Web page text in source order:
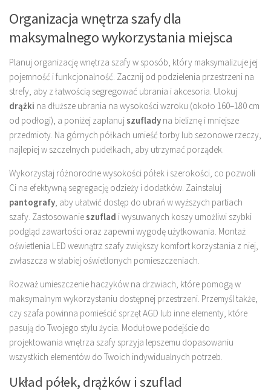
Organizacja wnętrza szafy dla
maksymalnego wykorzystania miejsca
Planuj organizację wnętrza szafy w sposób, który maksymalizuje jej
pojemność i funkcjonalność. Zacznij od podzielenia przestrzeni na
strefy, aby z łatwością segregować ubrania i akcesoria. Ulokuj
drążki na dłuższe ubrania na wysokości wzroku (około 160–180 cm
od podłogi), a poniżej zaplanujszuflady na bieliznę i mniejsze
przedmioty. Na górnych półkach umieść torby lub sezonowe rzeczy,
najlepiej w szczelnych pudełkach, aby utrzymać porządek.
Wykorzystaj różnorodne wysokości półek i szerokości, co pozwoli
Ci na efektywną segregację odzieży i dodatków. Zainstaluj
pantografy , aby ułatwić dostęp do ubrań w wyższych partiach
szafy. Zastosowanieszuflad i wysuwanych koszy umożliwi szybki
podgląd zawartości oraz zapewni wygodę użytkowania. Montaż
oświetlenia LED wewnątrz szafy zwiększy komfort korzystania z niej,
zwłaszcza w słabiej oświetlonych pomieszczeniach.
Rozważ umieszczenie haczyków na drzwiach, które pomogą w
maksymalnym wykorzystaniu dostępnej przestrzeni. Przemyśl także,
czy szafa powinna pomieścić sprzęt AGD lub inne elementy, które
pasują do Twojego stylu życia. Modułowe podejście do
projektowania wnętrza szafy sprzyja lepszemu dopasowaniu
wszystkich elementów do Twoich indywidualnych potrzeb.
Układ półek, drążków i szuflad